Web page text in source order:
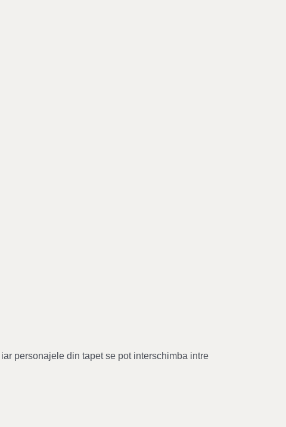
personajele din tapet se pot interschimba intre